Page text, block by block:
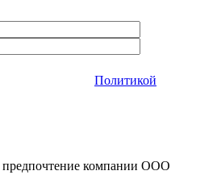
Политикой
предпочтение компании ООО